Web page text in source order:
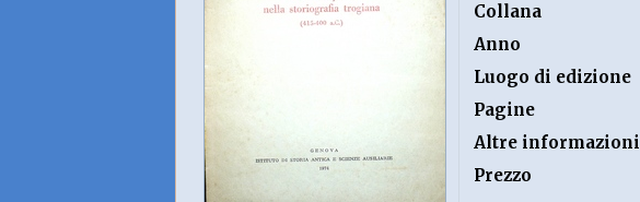
Collana
Anno
Luogo di edizione
Pagine
Altre informazioni
Prezzo